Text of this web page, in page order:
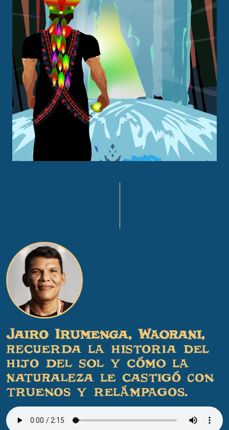
Jairo Irumenga, Waorani,
recuerda la historia del
hijo del sol y cómo la
naturaleza le castigó con
truenos y relámpagos.